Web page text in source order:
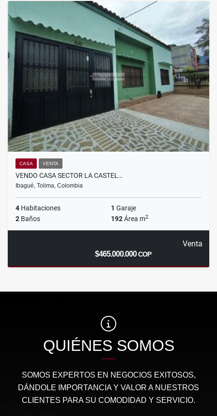
CASA VENTA
VENDO CASA SECTOR LA CASTEL…
Ibagué, Tolima, Colombia
4 Habitaciones 1 Garaje
2 Baños 192Área m2
Venta
$465.000.000COP
QUIÉNES SOMOS
SOMOS EXPERTOS EN NEGOCIOS EXITOSOS,
DÁNDOLE IMPORTANCIA Y VALOR A NUESTROS
CLIENTES PARA SU COMODIDAD Y SERVICIO.